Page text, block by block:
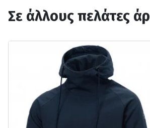
Σε άλλους πελάτες